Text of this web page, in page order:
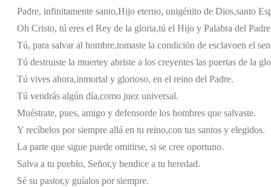
Padre, infinitamente santo,Hijo eterno, unigénito de Dios,santo
Oh Cristo, tú eres el Rey de la gloria,tú el Hijo y Palabra del
Tú, para salvar al hombre,tomaste la condición de esclavoen el
Tú destruiste la muertey abriste a los creyentes las puertas de la
Tú vives ahora,inmortal y glorioso, en el reino del Padre.
Tú vendrás algún día,como juez universal.
Muéstrate, pues, amigo y defensorde los hombres que salvaste.
Y recíbelos por siempre allá en tu reino,con tus santos y elegidos.
La parte que sigue puede omitirse, si se cree oportuno.
Salva a tu pueblo, Señor,y bendice a tu heredad.
Sé su pastor,y guíalos por siempre.